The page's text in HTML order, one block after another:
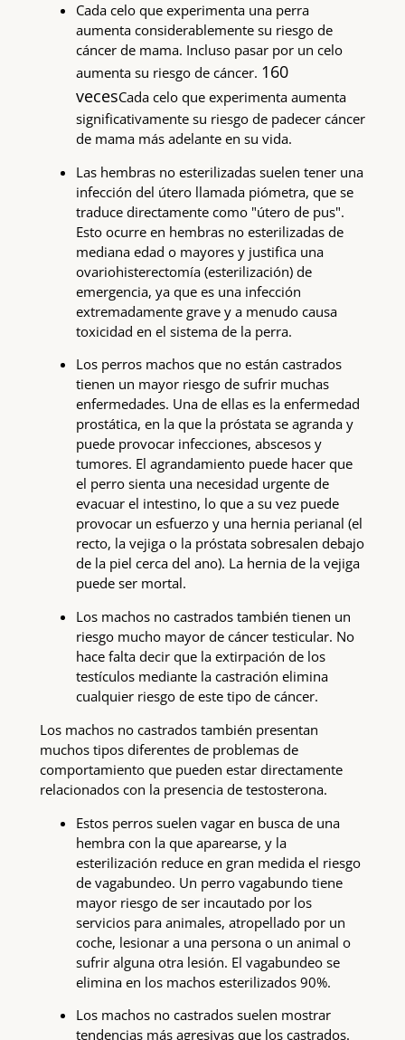
Cada celo que experimenta una perra
aumenta considerablemente su riesgo de
cáncer de mama. Incluso pasar por un celo
aumenta su riesgo de cáncer. 160
vecesCada celo que experimenta aumenta
significativamente su riesgo de padecer cáncer
de mama más adelante en su vida.
Las hembras no esterilizadas suelen tener una
infección del útero llamada piómetra, que se
traduce directamente como "útero de pus".
Esto ocurre en hembras no esterilizadas de
mediana edad o mayores y justifica una
ovariohisterectomía (esterilización) de
emergencia, ya que es una infección
extremadamente grave y a menudo causa
toxicidad en el sistema de la perra.
Los perros machos que no están castrados
tienen un mayor riesgo de sufrir muchas
enfermedades. Una de ellas es la enfermedad
prostática, en la que la próstata se agranda y
puede provocar infecciones, abscesos y
tumores. El agrandamiento puede hacer que
el perro sienta una necesidad urgente de
evacuar el intestino, lo que a su vez puede
provocar un esfuerzo y una hernia perianal (el
recto, la vejiga o la próstata sobresalen debajo
de la piel cerca del ano). La hernia de la vejiga
puede ser mortal.
Los machos no castrados también tienen un
riesgo mucho mayor de cáncer testicular. No
hace falta decir que la extirpación de los
testículos mediante la castración elimina
cualquier riesgo de este tipo de cáncer.
Los machos no castrados también presentan
muchos tipos diferentes de problemas de
comportamiento que pueden estar directamente
relacionados con la presencia de testosterona.
Estos perros suelen vagar en busca de una
hembra con la que aparearse, y la
esterilización reduce en gran medida el riesgo
de vagabundeo. Un perro vagabundo tiene
mayor riesgo de ser incautado por los
servicios para animales, atropellado por un
coche, lesionar a una persona o un animal o
sufrir alguna otra lesión. El vagabundeo se
elimina en los machos esterilizados 90%.
Los machos no castrados suelen mostrar
tendencias más agresivas que los castrados.